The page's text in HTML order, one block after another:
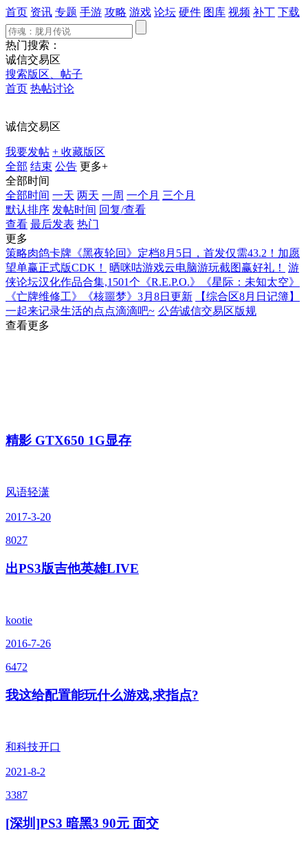
首页 资讯 专题 手游 攻略 游戏 论坛 硬件 图库 视频 补丁 下载
热门搜索：
诚信交易区
搜索版区、帖子
首页 热帖讨论
诚信交易区
我要发帖 + 收藏版区
全部 结束 公告 更多+
全部时间
全部时间 一天 两天 一周 一个月 三个月
默认排序 发帖时间 回复/查看
查看 最后发表 热门
更多
策略肉鸽卡牌《黑夜轮回》定档8月5日，首发仅需43.2！加愿
望单赢正式版CDK！
晒咪咕游戏云电脑游玩截图赢好礼！
游
侠论坛汉化作品合集,1501个《R.E.P.O.》《星际：未知太空》
《亡牌维修工》《核噩梦》3月8日更新
【综合区8月日记簿】
一起来记录生活的点点滴滴吧~ 公告诚信交易区版规
查看更多
精影 GTX650 1G显存
风语轻潇
2017-3-20
8027
出PS3版吉他英雄LIVE
kootie
2016-7-26
6472
我这给配置能玩什么游戏,求指点?
和科技开口
2021-8-2
3387
[深圳]PS3 暗黑3 90元 面交